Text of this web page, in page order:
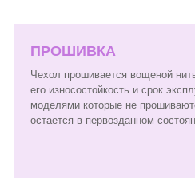
ПРОШИВКА
Чехол прошивается вощеной
его износостойкость и срок
моделями которые не
остается в первозданном